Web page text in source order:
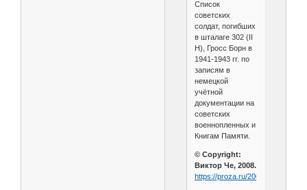
Список
советских
солдат, погибших
в шталаге 302 (II
H), Гросс Борн в
1941-1943 гг. по
записям в
немецкой
учётной
документации на
советских
военнопленных и
Книгам Памяти.
© Copyright:
Виктор Че, 2008.
https://proza.ru/2008/04/03/67